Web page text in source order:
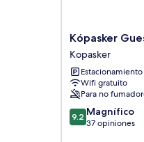
Kópasker
Guesthouse
Kopasker
Kópasker
Kopasker
Wifi gratuito
Para no
9.2
de
9.2 Magnífico
37 opiniones